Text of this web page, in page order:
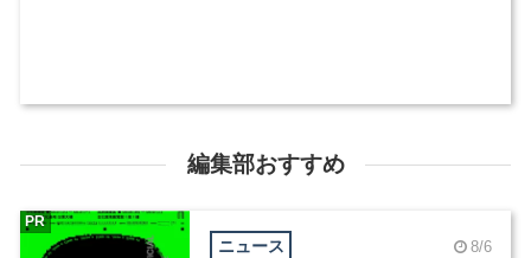
編集部おすすめ
ニュース 8/6
PR